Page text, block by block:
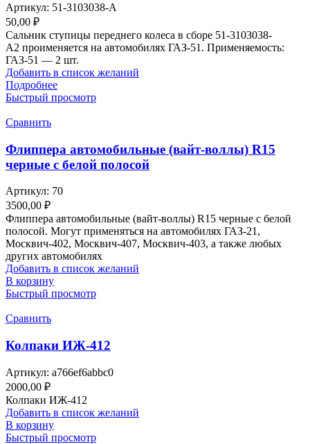
Артикул: 51-3103038-А
50,00 ₽
Сальник ступицы переднего колеса в сборе 51-3103038-
А2 проименяется на автомобилях ГАЗ-51. Применяемость:
ГАЗ-51 — 2 шт.
Добавить в список желаний
Подробнее
Быстрый просмотр
Сравнить
Флиппера автомобильные (вайт-воллы) R15
черные с белой полосой
Артикул: 70
3500,00 ₽
Флиппера автомобильные (вайт-воллы) R15 черные с белой
полосой. Могут применяться на автомобилях ГАЗ-21,
Москвич-402, Москвич-407, Москвич-403, а также любых
других автомобилях
Добавить в список желаний
В корзину
Быстрый просмотр
Сравнить
Колпаки ИЖ-412
Артикул: a766ef6abbc0
2000,00 ₽
Колпаки ИЖ-412
Добавить в список желаний
В корзину
Быстрый просмотр